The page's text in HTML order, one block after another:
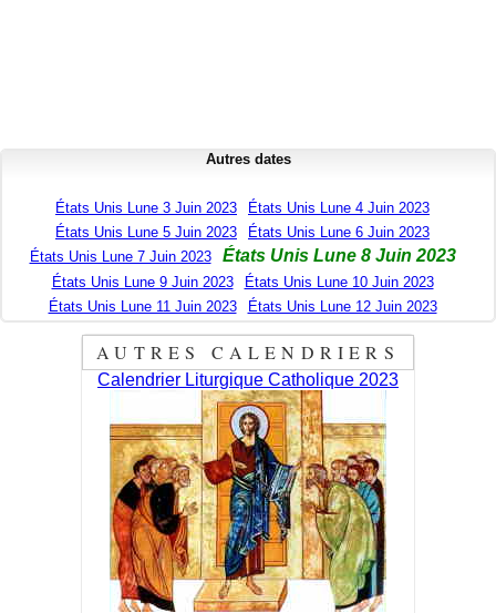
Autres dates
États Unis Lune 3 Juin 2023
États Unis Lune 4 Juin 2023
États Unis Lune 5 Juin 2023
États Unis Lune 6 Juin 2023
États Unis Lune 7 Juin 2023
États Unis Lune 8 Juin 2023
États Unis Lune 9 Juin 2023
États Unis Lune 10 Juin 2023
États Unis Lune 11 Juin 2023
États Unis Lune 12 Juin 2023
AUTRES CALENDRIERS
Calendrier Liturgique Catholique 2023